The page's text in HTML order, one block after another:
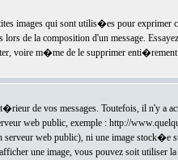
images qui sont utilis�es pour exprimer
de la composition d'un message.
voire m�me de le supprimer
de vos messages. Toutefois, il n'y a
web public, exemple : http://
web public), ni une image stock�e
une image, vous pouvez soit